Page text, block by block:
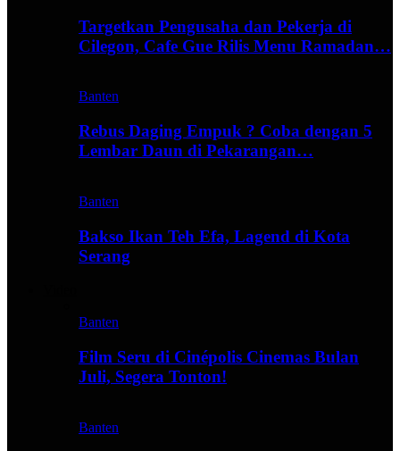
Targetkan Pengusaha dan Pekerja di
Cilegon, Cafe Gue Rilis Menu Ramadan…
Banten
Rebus Daging Empuk ? Coba dengan 5
Lembar Daun di Pekarangan…
Banten
Bakso Ikan Teh Efa, Lagend di Kota
Serang
Banten
Film Seru di Cinépolis Cinemas Bulan
Juli, Segera Tonton!
Banten